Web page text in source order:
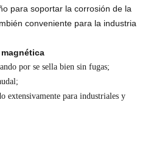
para soportar la corrosión de la
conveniente para la industria
por se sella bien sin fugas;
extensivamente para industriales y